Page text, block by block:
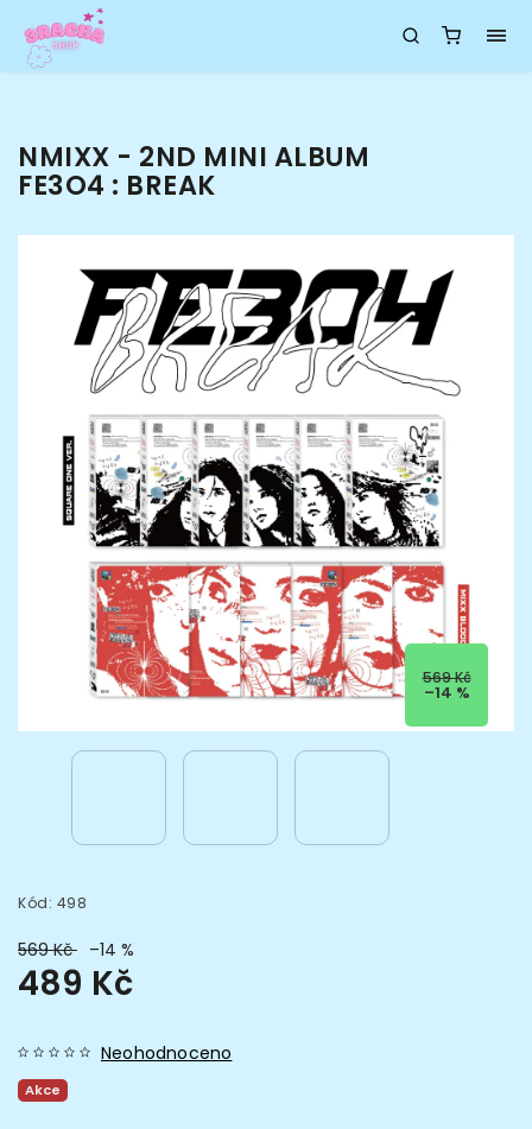
NMIXX - 2ND MINI ALBUM
FE3O4 : BREAK
569 Kč
–14 %
Kód: 498
569 Kč –14 %
489 Kč
Akce
Neohodnoceno